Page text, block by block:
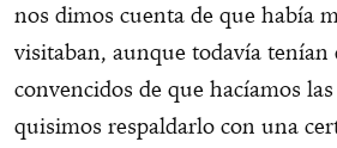
nos dimos cuenta de que había
visitaban, aunque todavía tenían
convencidos de que hacíamos
quisimos respaldarlo con una